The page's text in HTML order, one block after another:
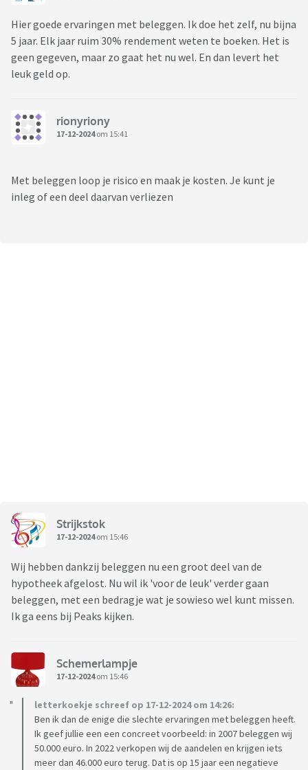
Hier goede ervaringen met beleggen. Ik doe het zelf, nu bijna
5 jaar. Elk jaar ruim 30% rendement weten te boeken. Het is
geen gegeven, maar zo gaat het nu wel. En dan levert het
leuk geld op.
rionyriony
17-12-2024om 15:41
Met beleggen loop je risico en maak je kosten. Je kunt je
inleg of een deel daarvan verliezen
Strijkstok
17-12-2024om 15:46
Wij hebben dankzij beleggen nu een groot deel van de
hypotheek afgelost. Nu wil ik 'voor de leuk' verder gaan
beleggen, met een bedragje wat je sowieso wel kunt missen.
Ik ga eens bij Peaks kijken.
Schemerlampje
17-12-2024om 15:46
letterkoekje schreef op 17-12-2024 om 14:26:
Ben ik dan de enige die slechte ervaringen met beleggen heeft.
Ik geef jullie een een concreet voorbeeld: in 2007 beleggen wij
50.000 euro. In 2022 verkopen wij de aandelen en krijgen iets
meer dan 46.000 euro terug. Dat is op 15 jaar een negatieve